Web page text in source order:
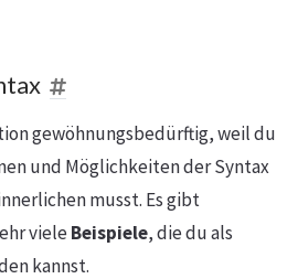
gewöhnungsbedürftig, weil du
und Möglichkeiten der Syntax
musst. Es gibt
vieleBeispiele, die du als
kannst.